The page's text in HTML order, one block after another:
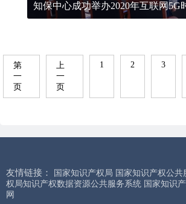
知保中心成功举办2020年互联网5G
第
一
页
上
一
页
1 2 3
友情链接： 国家知识产权局 国家知识产权公共
权局知识产权数据资源公共服务系统 国家知识
网